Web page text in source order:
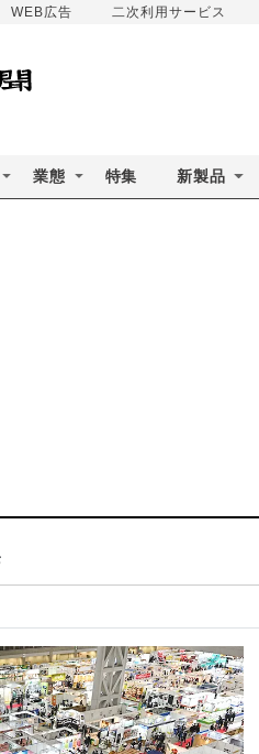
WEB広告 二次利用サービス
業態 特集 新製品